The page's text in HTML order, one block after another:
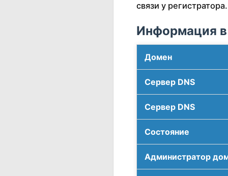
связи у регистратора.
Информация в
Домен
Сервер DNS
Сервер DNS
Соcтояние
Администратор